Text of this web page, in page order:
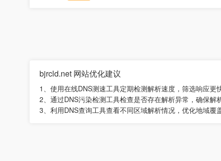
bjrcld.net 网站优化建议
1、使用在线DNS测速工具定期检测解析速度，筛选响应更
2、通过DNS污染检测工具检查是否存在解析异常，确保解
3、利用DNS查询工具查看不同区域解析情况，优化地域覆